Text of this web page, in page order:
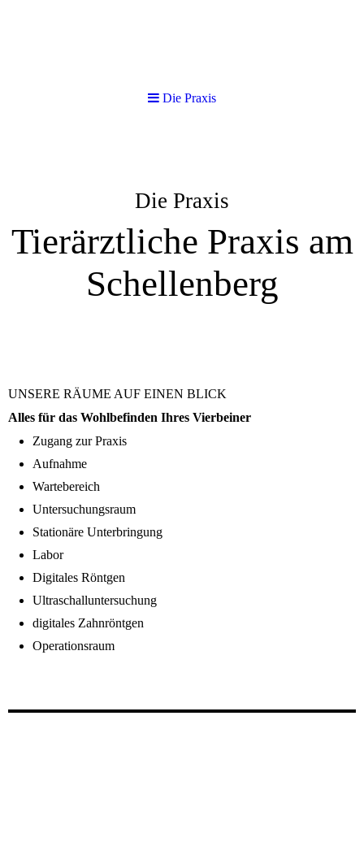
Die Praxis
Tierärztliche Praxis am
Schellenberg
UNSERE RÄUME AUF EINEN BLICK
Alles für das Wohlbefinden Ihres Vierbeiner
Zugang zur Praxis
Aufnahme
Wartebereich
Untersuchungsraum
Stationäre Unterbringung
Labor
Digitales Röntgen
Ultraschalluntersuchung
digitales Zahnröntgen
Operationsraum
Die Praxis